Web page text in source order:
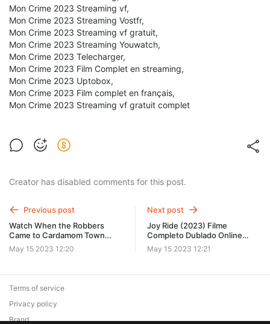
Mon Crime 2023 Streaming vf,
Mon Crime 2023 Streaming Vostfr,
Mon Crime 2023 Streaming vf gratuit,
Mon Crime 2023 Streaming Youwatch,
Mon Crime 2023 Telecharger,
Mon Crime 2023 Film Complet en streaming,
Mon Crime 2023 Uptobox,
Mon Crime 2023 Film complet en français,
Mon Crime 2023 Streaming vf gratuit complet
Creator has disabled comments for this post.
Previous post
Watch When the Robbers
Came to Cardamom Town
(2022) Full Movie free
Download hrw
May 15 2023 12:20
Next post
Joy Ride (2023) Filme
Completo Dublado Online
Grátis PT ojd
May 15 2023 12:21
Terms of service
Privacy policy
Brand